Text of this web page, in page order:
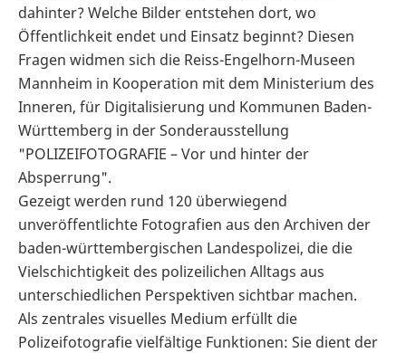
dahinter? Welche Bilder entstehen dort, wo
Öffentlichkeit endet und Einsatz beginnt? Diesen
Fragen widmen sich die Reiss-Engelhorn-Museen
Mannheim in Kooperation mit dem Ministerium des
Inneren, für Digitalisierung und Kommunen Baden-
Württemberg in der Sonderausstellung
"POLIZEIFOTOGRAFIE – Vor und hinter der
Absperrung".
Gezeigt werden rund 120 überwiegend
unveröffentlichte Fotografien aus den Archiven der
baden-württembergischen Landespolizei, die die
Vielschichtigkeit des polizeilichen Alltags aus
unterschiedlichen Perspektiven sichtbar machen.
Als zentrales visuelles Medium erfüllt die
Polizeifotografie vielfältige Funktionen: Sie dient der